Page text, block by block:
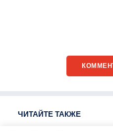
ЧИТАЙТЕ ТАКЖЕ